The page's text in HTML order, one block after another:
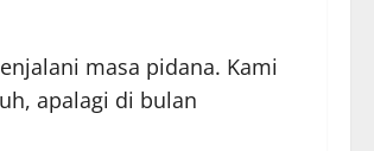
masa pidana. Kami
apalagi di bulan